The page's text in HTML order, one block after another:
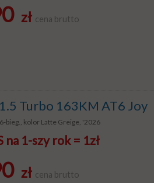
zł cena brutto
Turbo 163KM AT6 Joy
bieg., kolor Latte Greige, '2026
1-szy rok = 1zł
zł cena brutto